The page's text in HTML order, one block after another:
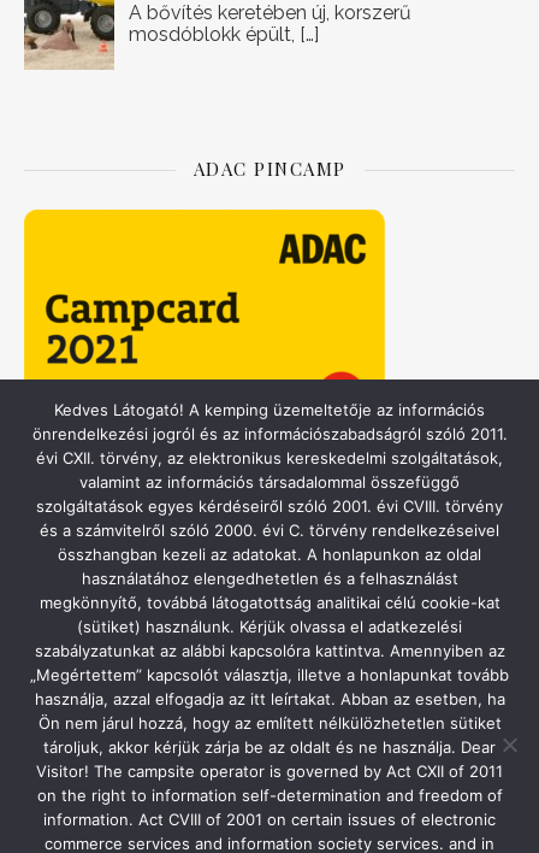
A bővítés keretében új, korszerű
mosdóblokk épült, […]
ADAC PINCAMP
ACSI – CAMPING.INFO
Az időjárási adatokat köszönjük azIdőképnek.
Kedves Látogató! A kemping üzemeltetője az információs
önrendelkezési jogról és az információszabadságról szóló 2011.
évi CXII. törvény, az elektronikus kereskedelmi szolgáltatások,
valamint az információs társadalommal összefüggő
szolgáltatások egyes kérdéseiről szóló 2001. évi CVIII. törvény
és a számvitelről szóló 2000. évi C. törvény rendelkezéseivel
összhangban kezeli az adatokat. A honlapunkon az oldal
használatához elengedhetetlen és a felhasználást
megkönnyítő, továbbá látogatottság analitikai célú cookie-kat
(sütiket) használunk. Kérjük olvassa el adatkezelési
szabályzatunkat az alábbi kapcsolóra kattintva. Amennyiben az
„Megértettem” kapcsolót választja, illetve a honlapunkat tovább
használja, azzal elfogadja az itt leírtakat. Abban az esetben, ha
Ön nem járul hozzá, hogy az említett nélkülözhetetlen sütiket
tároljuk, akkor kérjük zárja be az oldalt és ne használja. Dear
Visitor! The campsite operator is governed by Act CXII of 2011
on the right to information self-determination and freedom of
information. Act CVIII of 2001 on certain issues of electronic
commerce services and information society services. and in